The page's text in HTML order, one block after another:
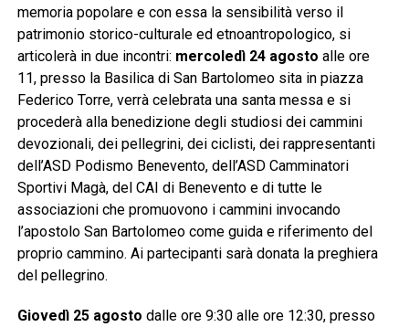
memoria popolare e con essa la sensibilità verso il
patrimonio storico-culturale ed etnoantropologico, si
articolerà in due incontri: mercoledì 24 agosto alle ore
11, presso la Basilica di San Bartolomeo sita in piazza
Federico Torre, verrà celebrata una santa messa e si
procederà alla benedizione degli studiosi dei cammini
devozionali, dei pellegrini, dei ciclisti, dei rappresentanti
dell’ASD Podismo Benevento, dell’ASD Camminatori
Sportivi Magà, del CAI di Benevento e di tutte le
associazioni che promuovono i cammini invocando
l’apostolo San Bartolomeo come guida e riferimento del
proprio cammino. Ai partecipanti sarà donata la preghiera
del pellegrino.
Giovedì 25 agosto dalle ore 9:30 alle ore 12:30, presso